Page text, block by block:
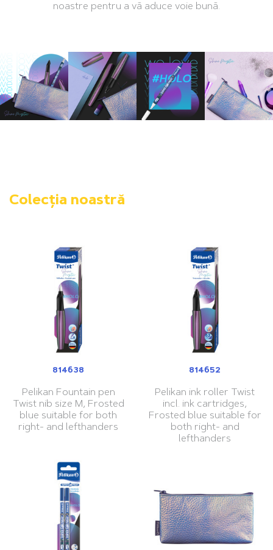
noastre pentru a vă aduce voie bună.
Colecția noastră
814638
Pelikan Fountain pen
Twist nib size M, Frosted
blue suitable for both
right- and lefthanders
814652
Pelikan ink roller Twist
incl. ink cartridges,
Frosted blue suitable for
both right- and
lefthanders